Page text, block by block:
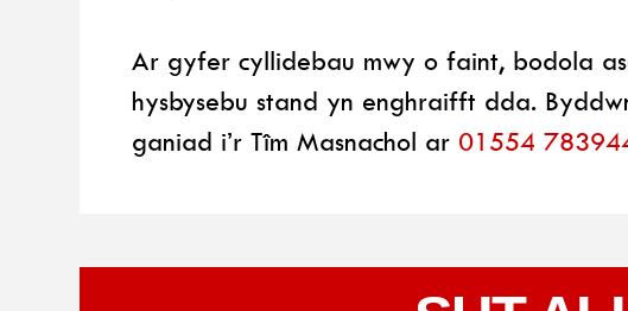
Ar gyfer cyllidebau mwy o faint, bodola
hysbysebu stand yn enghraifft dda.
ganiad i’r Tîm Masnachol ar 01554